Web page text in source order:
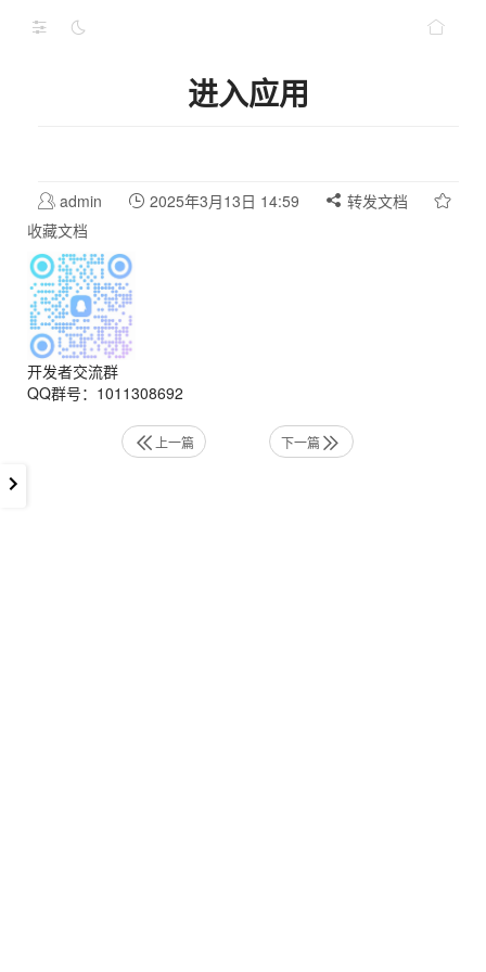
进入应用
admin 2025年3月13日 14:59
转发文档
收藏文档
开发者交流群
QQ群号：1011308692
上一篇 下一篇